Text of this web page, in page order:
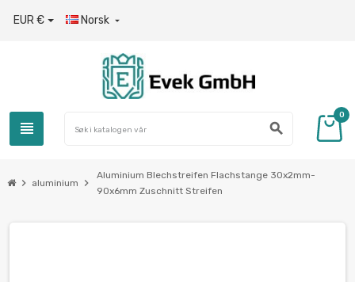
EUR € Norsk 
view_headline search
0
chevron_right aluminium chevron_right
Aluminium Blechstreifen Flachstange 30x2mm-
90x6mm Zuschnitt Streifen